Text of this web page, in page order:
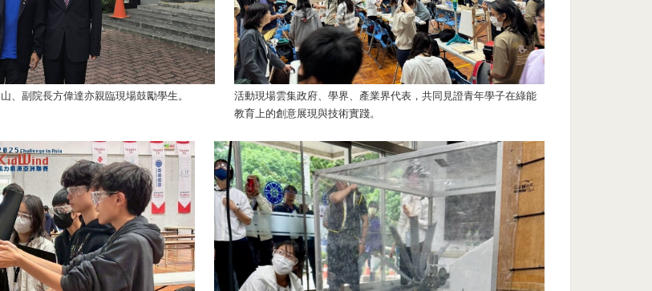
、副院長方偉達亦親臨現場鼓勵學生。
活動現場雲集政府、學界、產業界代表，共同見證青年學子在綠能
教育上的創意展現與技術實踐。